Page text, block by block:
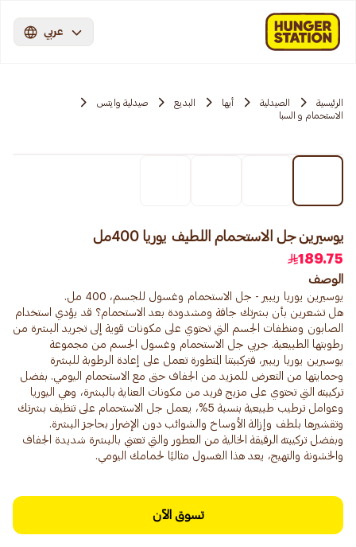
عربي
الرئيسية الصيدلية أبها البديع
صيدلية وايتس
الاستحمام و السبا
يوسيرين جل الاستحمام اللطيف يوريا 400مل
189.75
الوصف
هل تشعرين بأن بشرتك جافة ومشدودة بعد الاستحمام؟ قد يؤدي استخدام
الصابون ومنظفات الجسم التي تحتوي على مكونات قوية إلى تجريد البشرة من
رطوبتها الطبيعية. جربي جل الاستحمام وغسول الجسم من مجموعة
يوسيرين يوريا ريبير، فتركيبتنا المتطورة تعمل على إعادة الرطوبة للبشرة
وحمايتها من التعرض للمزيد من الجفاف حتى مع الاستحمام اليومي. بفضل
تركيبته التي تحتوي على مزيج فريد من مكونات العناية بالبشرة، وهي اليوريا
وعوامل ترطيب طبيعية بنسبة 5%، يعمل جل الاستحمام على تنظيف بشرتك
وتقشيرها بلطف وإزالة الأوساخ والشوائب دون الإضرار بحاجز البشرة.
وبفضل تركيبته الرقيقة الخالية من العطور والتي تعتني بالبشرة شديدة الجفاف
والخشونة والتهيج، يعد هذا الغسول مثاليًا لحمامك اليومي.
تسوق الآن